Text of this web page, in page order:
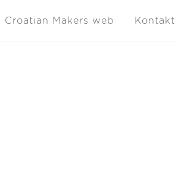
Croatian Makers web Kontakt